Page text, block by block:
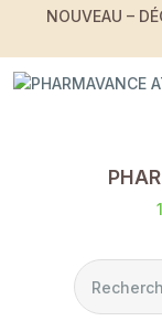
NOUVEAU –